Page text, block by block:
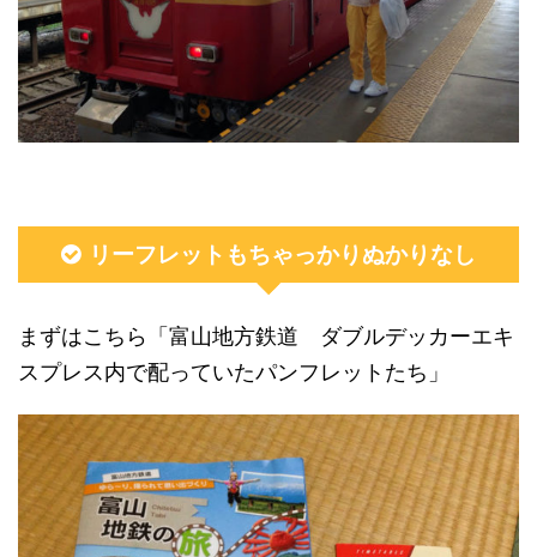
リーフレットもちゃっかりぬかりなし
まずはこちら「富山地方鉄道 ダブルデッカーエキ
スプレス内で配っていたパンフレットたち」